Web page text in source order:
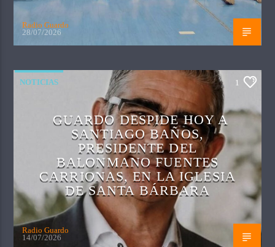
Radio Guardo
28/07/2026
NOTICIAS 1
GUARDO DESPIDE HOY A
SANTIAGO BAÑOS,
PRESIDENTE DEL
BALONMANO FUENTES
CARRIONAS, EN LA IGLESIA
DE SANTA BÁRBARA
Radio Guardo
14/07/2026